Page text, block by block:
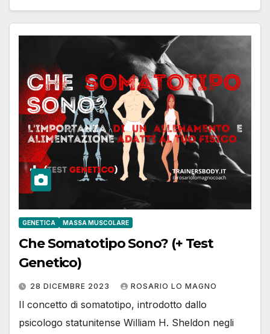
GENETICA MASSA MUSCOLARE
Che Somatotipo Sono? (+ Test
Genetico)
28 DICEMBRE 2023 ROSARIO LO MAGNO
Il concetto di somatotipo, introdotto dallo
psicologo statunitense William H. Sheldon negli